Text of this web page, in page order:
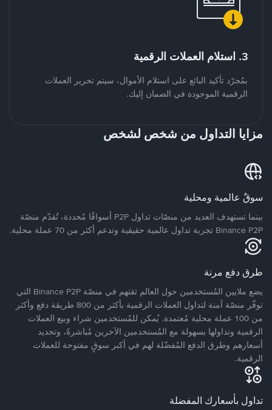
3. استلام العملات الرقمية
بمُجرّد تأكيد البائع على استلام الأموال، سيتم تحرير العملات
الرقمية الموجودة في الضمان إليك.
مزايا التداول من شخص لشخص
سوقٌ عالمية ومحلية
بينما تستهدف العديد من منصّات تداول P2P أسواقًا مُحددة، تُقدّم منصّة
Binance P2P تجربة تداول عالمية حقيقية وتدعم أكثر من 70 عملة محلية.
طرق دفع مرنة
يضع ملايين المُستخدمين حول العالم ثقتهم في منصّة Binance P2P التي
توفّر منصّة آمنة لتداول العملات الرقمية بأكثر من 800 طريقة دفع وأكثر
من 100 عملة محلية مُعتمدة. يُمكن للمُستخدمين شراء وبيع العملات
الرقمية وتداولها بسهولة مع المُستخدمين الآخرين مُباشرةً، وتحديد
أسعارهم وطرق الدفع المُفضّلة لهم في أكبر سوقٍ مفتوحة للعملات
الرقمية.
تداول بأسعارك المفضلة